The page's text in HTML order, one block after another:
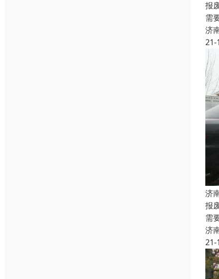
报
需
济
21-
济
报
需
济
21-